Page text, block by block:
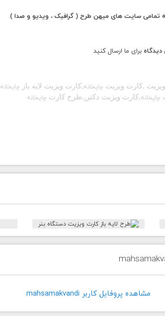
تمامی سایت های میهن طرح ( گرافیک ، ویدیو و صدا )
دیدگاه برای ما ارسال کنید
,کارت ویزیت چاپخانه,کارت ویزیت لایه باز چاپخانه
چاپخانه,کارت ویزیت دکتر ر ,طرح کارت چاپخانه
مشاهده پروفايل کاربر mahsamakvandi